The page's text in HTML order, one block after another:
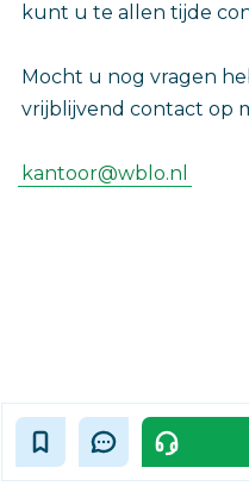
kunt u te allen tijde
Mocht u nog vragen
vrijblijvend contact op
kantoor@wblo.nl